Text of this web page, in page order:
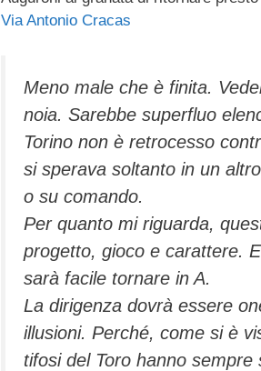
c
o
o
k
tt
e
s
k
n
e
m
at
p
p
Via Antonio Cracas
Meno male che è finita.
noia. Sarebbe superfluo
Torino non è retrocesso
si sperava soltanto in un
o su comando.
Per quanto mi riguarda,
progetto, gioco e carattere.
sarà facile tornare in A.
La dirigenza dovrà essere
illusioni. Perché, come si è
tifosi del Toro hanno sempre